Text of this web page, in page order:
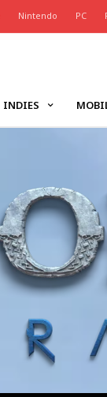
Nintendo PC
INDIES